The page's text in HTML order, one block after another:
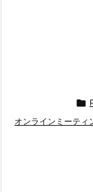

オンラインミーティ